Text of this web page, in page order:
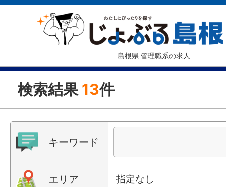
島根県 管理職系の求人
検索結果 13件
キーワード
エリア 指定なし